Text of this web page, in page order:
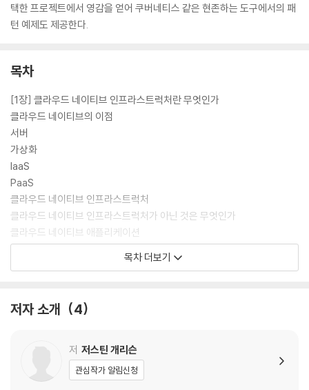
택한 프로젝트에서 영감을 얻어 쿠버네티스 같은 현존하는 도구에서의 패
턴 예제도 제공한다.
목차
[1장] 클라우드 네이티브 인프라스트럭처란 무엇인가
클라우드 네이티브의 이점
서버
가상화
IaaS
PaaS
클라우드 네이티브 인프라스트럭처
클라우드 네이티브 인프라스트럭처가 아닌 것은 무엇인가
클라우드 네이티브 애플리케이션
마이크로서비스
선언적, 비 반응적
[2장] 클라우드 네이티브를 도입해야 할 시점
목차 더보기
저자 소개 4
저 저스틴 개리슨
관심작가 알림신청